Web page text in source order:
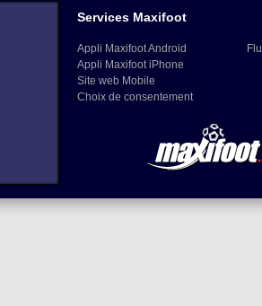
Services Maxifoot
Appli Maxifoot Android
Appli Maxifoot iPhone
Site web Mobile
Choix de consentement